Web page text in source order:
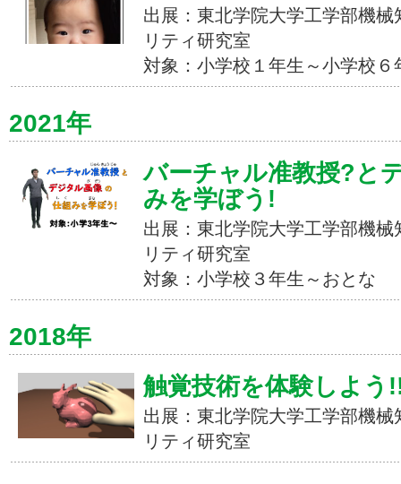
出展：東北学院大学工学部機
リティ研究室
対象：小学校１年生～小学校６
2021年
バーチャル准教授?と
みを学ぼう!
出展：東北学院大学工学部機
リティ研究室
対象：小学校３年生～おとな
2018年
触覚技術を体験しよう
出展：東北学院大学工学部機
リティ研究室